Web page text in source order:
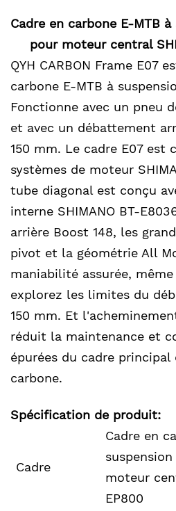
Cadre en carbone E-MTB
pour moteur central
QYH CARBON Frame E07
carbone E-MTB à
Fonctionne avec un pneu
et avec un débattement
150 mm. Le cadre E07 est
systèmes de moteur
tube diagonal est conçu
interne SHIMANO BT-
arrière Boost 148, les
pivot et la géométrie All
maniabilité assurée,
explorez les limites du
150 mm. Et
réduit la maintenance et
épurées du cadre
carbone.
Spécification de produit:
Cadre
Cadre en
moteur
EP800